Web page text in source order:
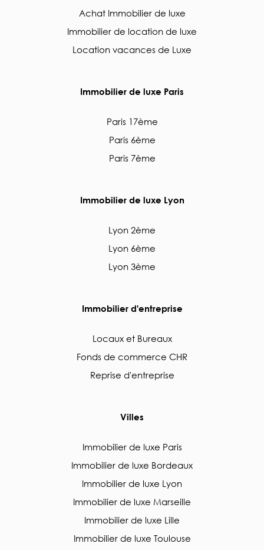
Achat Immobilier de luxe
Immobilier de location de luxe
Location vacances de Luxe
Immobilier de luxe Paris
Paris 17ème
Paris 6ème
Paris 7ème
Immobilier de luxe Lyon
Lyon 2ème
Lyon 6ème
Lyon 3ème
Immobilier d'entreprise
Locaux et Bureaux
Fonds de commerce CHR
Reprise d'entreprise
Villes
Immobilier de luxe Paris
Immobilier de luxe Bordeaux
Immobilier de luxe Lyon
Immobilier de luxe Marseille
Immobilier de luxe Lille
Immobilier de luxe Toulouse